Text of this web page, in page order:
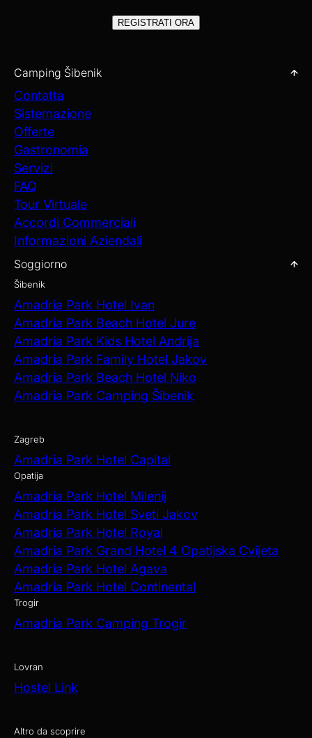
REGISTRATI ORA
Camping Šibenik
Contatta
Sistemazione
Offerte
Gastronomia
Servizi
FAQ
Tour Virtuale
Accordi Commerciali
Informazioni Aziendali
Soggiorno
Šibenik
Amadria Park Hotel Ivan
Amadria Park Beach Hotel Jure
Amadria Park Kids Hotel Andrija
Amadria Park Family Hotel Jakov
Amadria Park Beach Hotel Niko
Amadria Park Camping Šibenik
Zagreb
Amadria Park Hotel Capital
Opatija
Amadria Park Hotel Milenij
Amadria Park Hotel Sveti Jakov
Amadria Park Hotel Royal
Amadria Park Grand Hotel 4 Opatijska Cvijeta
Amadria Park Hotel Agava
Amadria Park Hotel Continental
Trogir
Amadria Park Camping Trogir
Lovran
Hostel Link
Altro da scoprire